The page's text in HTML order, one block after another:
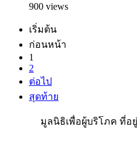
900 views
เริ่มต้น
ก่อนหน้า
1
2
ต่อไป
สุดท้าย
มูลนิธิเพื่อผู้บริโภค ที่อ